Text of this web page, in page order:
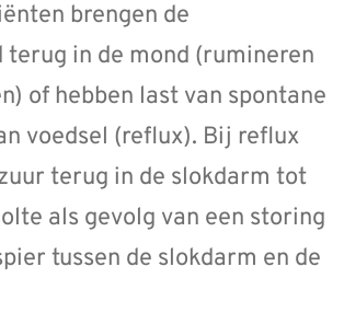
brengen de
terug in de mond (rumineren
of hebben last van spontane
voedsel (reflux). Bij reflux
terug in de slokdarm tot
als gevolg van een storing
tussen de slokdarm en de